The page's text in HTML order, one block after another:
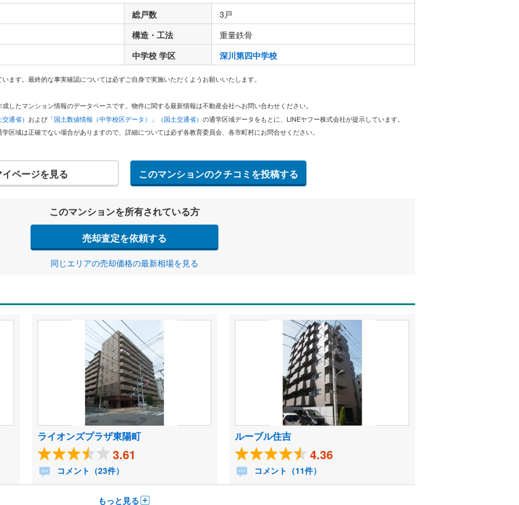
総戸数
3戸
構造・工法
重量鉄骨
中学校 学区 深川第四中学校
ます。最終的な事実確認については必ずご自身で実施いただくようお願いいたします。
したマンション情報のデータベースです。物件に関する最新情報は不動産会社へお問い合わせください。
通省） および 「国土数値情報（中学校区データ）」（国土交通省） の通学区域データをもとに、LINEヤフー株式会社が提示しています。
区域は正確でない場合がありますので、詳細については必ず各教育委員会、各市町村にお問合せください。
イページを見る このマンションのクチコミを投稿する
このマンションを所有されている方
売却査定を依頼する
同じエリアの売却価格の最新相場を見る
ライオンズプラザ東陽町
3.61
コメント（23件）
ルーブル住吉
4.36
コメント（11件）
もっと見る